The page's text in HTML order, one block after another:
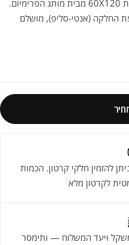
60/120 אנטי סליפ. אריח איכותי במידות 60X120 מבית מותג הפרימיום.
החלקה (אנטי-סליפ), מושלם
וגינות תוך שמירה על בטיחות
להזמין חלקי קרטון. הכמות
לקרטון מלא
ויעד המשלוח — ותימסר